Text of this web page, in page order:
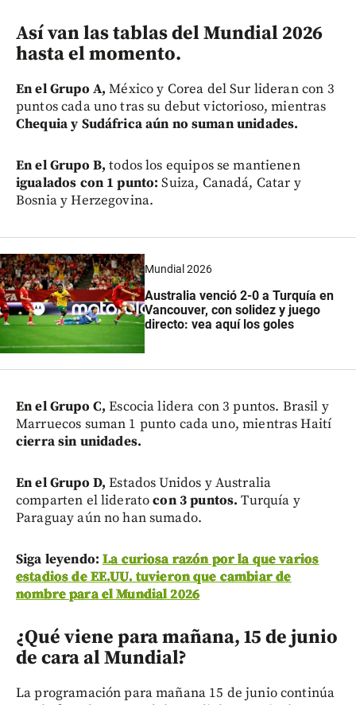
Así van las tablas del Mundial 2026
hasta el momento.
En el Grupo A, México y Corea del Sur lideran con 3
puntos cada uno tras su debut victorioso, mientras
Chequia y Sudáfrica aún no suman unidades.
En el Grupo B, todos los equipos se mantienen
igualados con 1 punto: Suiza, Canadá, Catar y
Bosnia y Herzegovina.
Mundial 2026
Australia venció 2-0 a Turquía en
Vancouver, con solidez y juego
directo: vea aquí los goles
En el Grupo C,Escocia lidera con 3 puntos. Brasil y
Marruecos suman 1 punto cada uno, mientras Haití
cierra sin unidades.
En el Grupo D, Estados Unidos y Australia
comparten el lideratocon 3 puntos.Turquía y
Paraguay aún no han sumado.
Siga leyendo:La curiosa razón por la que varios
estadios de EE.UU. tuvieron que cambiar de
nombre para el Mundial 2026
¿Qué viene para mañana, 15 de junio
de cara al Mundial?
La programación para mañana 15 de junio continúa